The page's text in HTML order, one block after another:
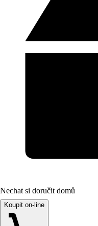
Nechat si doručit domů
Koupit on-line